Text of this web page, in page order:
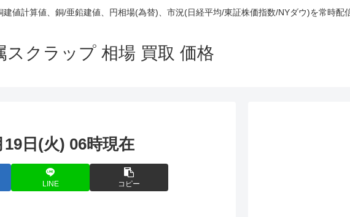
値計算値、銅/亜鉛建値、円相場(為替)、市況(日経平均/東証株価指数/NYダウ)を常時配
スクラップ 相場 買取 価格
日(火) 06時現在
LINE コピー